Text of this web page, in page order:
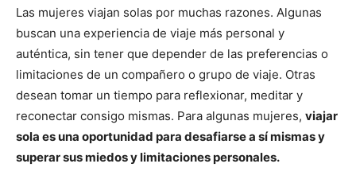
Las mujeres viajan solas por muchas razones. Algunas
buscan una experiencia de viaje más personal y
auténtica, sin tener que depender de las preferencias o
limitaciones de un compañero o grupo de viaje. Otras
desean tomar un tiempo para reflexionar, meditar y
reconectar consigo mismas. Para algunas mujeres, viajar
sola es una oportunidad para desafiarse a sí mismas y
superar sus miedos y limitaciones personales.